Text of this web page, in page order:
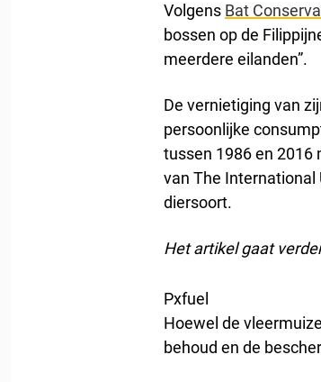
Volgens Bat
bossen op de
meerdere eilanden”.
De vernietiging van
persoonlijke
tussen 1986 en 2016
van The International
diersoort.
Het artikel gaat
Pxfuel
Hoewel de
behoud en de